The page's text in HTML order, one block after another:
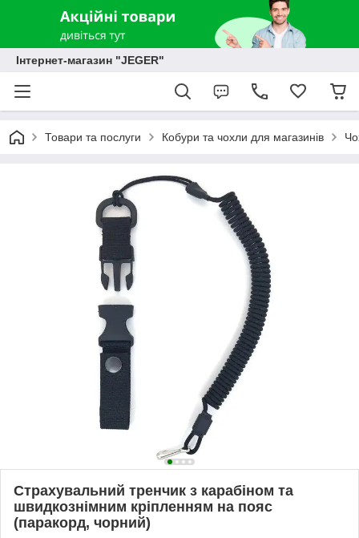
Інтернет-магазин "JEGER"
Товари та послуги Кобури та чохли для магазинів
Страхувальний тренчик з карабіном та
швидкознімним кріпленням на пояс
(паракорд, чорний)